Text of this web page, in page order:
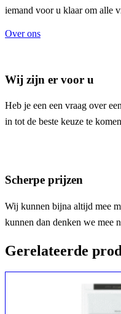
iemand voor u klaar om alle
Over ons
Wij zijn er voor u
Heb je een een vraag over
in tot de beste keuze te
Scherpe prijzen
Wij kunnen bijna altijd mee
kunnen dan denken we mee
Gerelateerde